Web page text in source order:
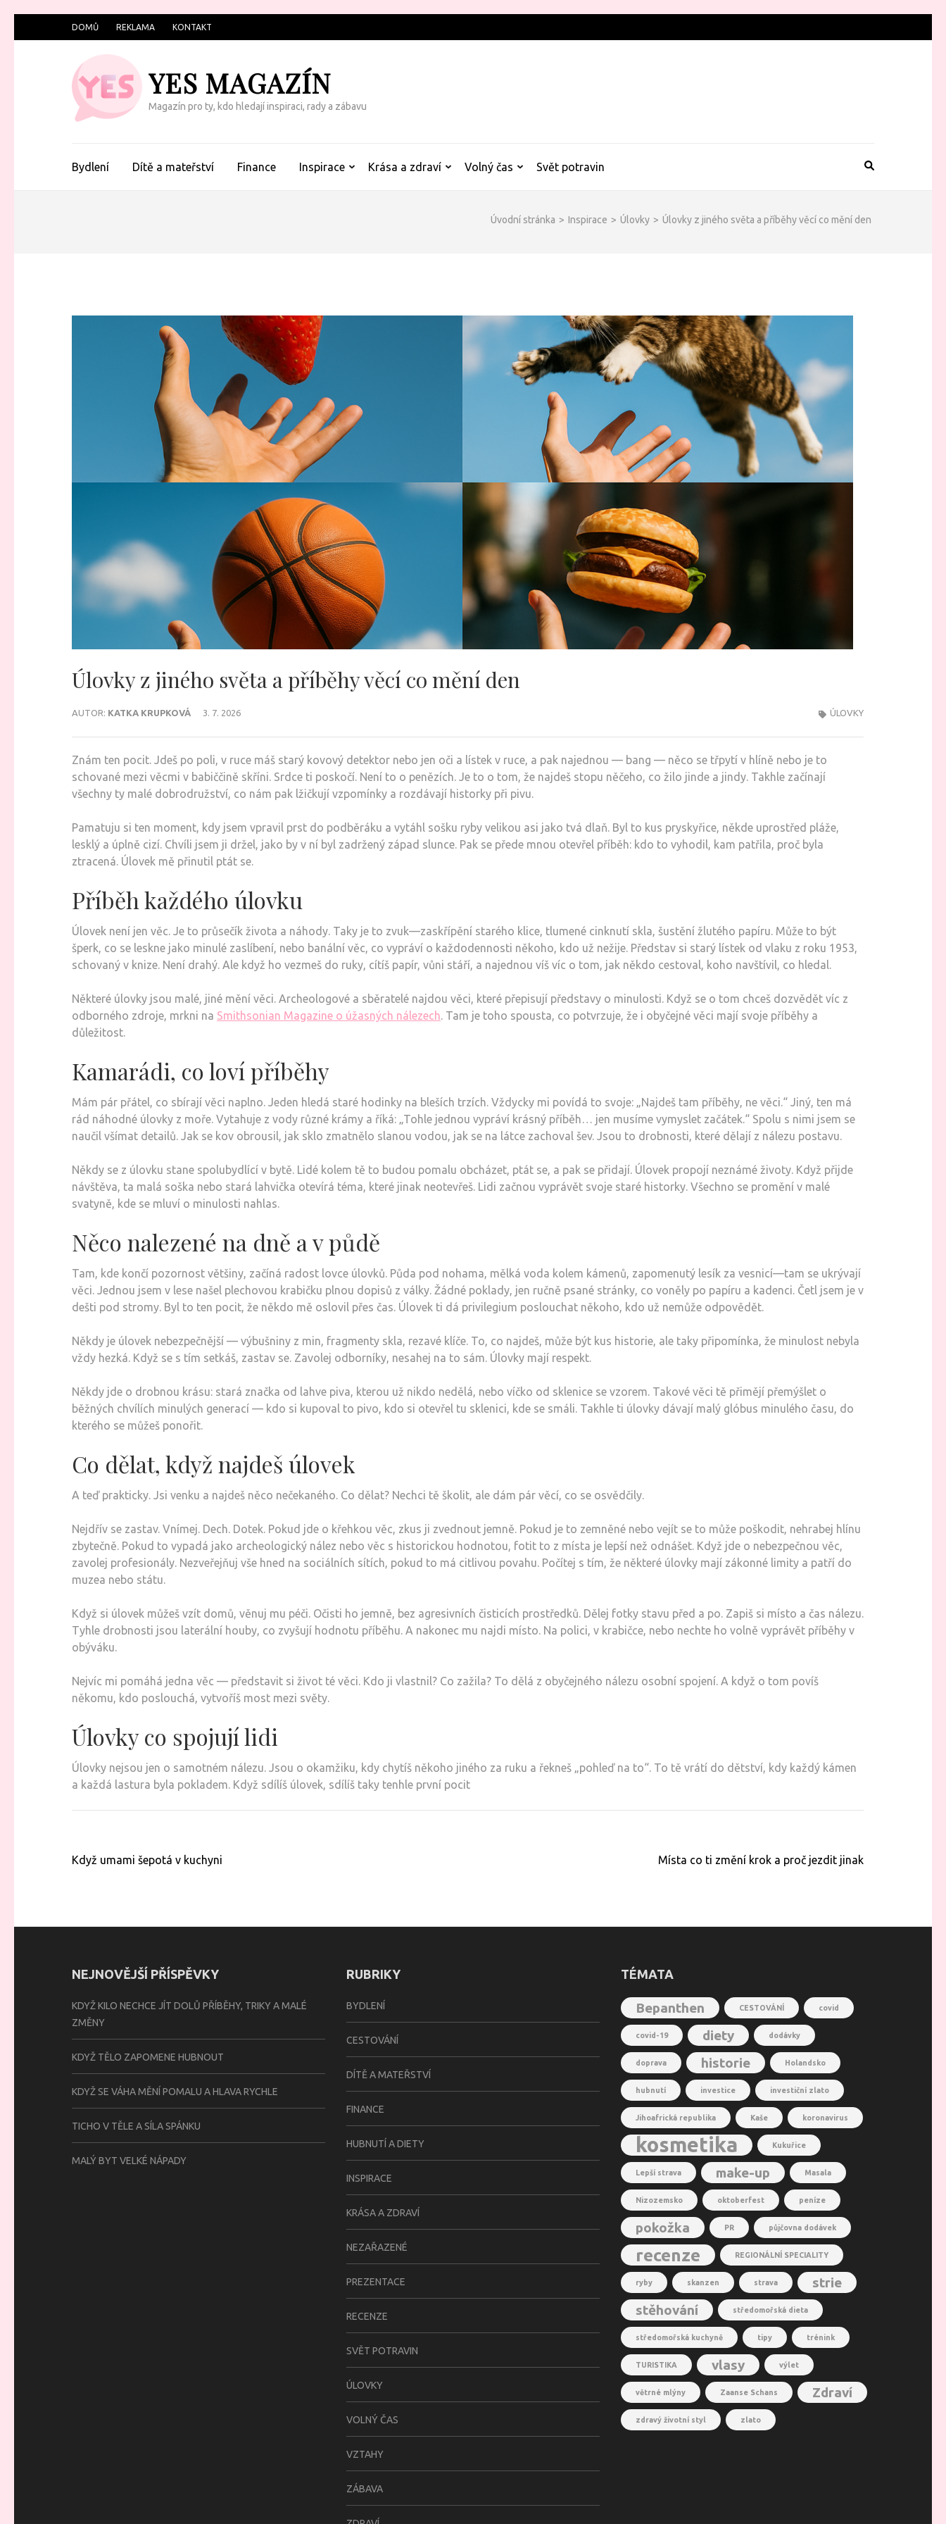
na
DOMŮ REKLAMA KONTAKT
YES MAGAZÍN
Magazín pro ty, kdo hledají inspiraci, rady a zábavu
Bydlení Dítě a mateřství Finance Inspirace Krása a zdraví Volný čas Svět potravin
Úvodní stránka > Inspirace > Úlovky > Úlovky z jiného světa a příběhy věcí co mění den
Úlovky z jiného světa a příběhy věcí co mění den
AUTOR: KATKA KRUPKOVÁ 3. 7. 2026 ÚLOVKY
Znám ten pocit. Jdeš po poli, v ruce máš starý kovový detektor nebo jen oči a lístek v ruce, a pak najednou — bang — něco se třpytí v hlíně nebo je to
schované mezi věcmi v babiččině skříni. Srdce ti poskočí. Není to o penězích. Je to o tom, že najdeš stopu něčeho, co žilo jinde a jindy. Takhle začínají
všechny ty malé dobrodružství, co nám pak lžičkují vzpomínky a rozdávají historky při pivu.
Pamatuju si ten moment, kdy jsem vpravil prst do podběráku a vytáhl sošku ryby velikou asi jako tvá dlaň. Byl to kus pryskyřice, někde uprostřed pláže,
lesklý a úplně cizí. Chvíli jsem ji držel, jako by v ní byl zadržený západ slunce. Pak se přede mnou otevřel příběh: kdo to vyhodil, kam patřila, proč byla
ztracená. Úlovek mě přinutil ptát se.
Příběh každého úlovku
Úlovek není jen věc. Je to průsečík života a náhody. Taky je to zvuk—zaskřípění starého klice, tlumené cinknutí skla, šustění žlutého papíru. Může to být
šperk, co se leskne jako minulé zaslíbení, nebo banální věc, co vypráví o každodennosti někoho, kdo už nežije. Představ si starý lístek od vlaku z roku 1953,
schovaný v knize. Není drahý. Ale když ho vezmeš do ruky, cítíš papír, vůni stáří, a najednou víš víc o tom, jak někdo cestoval, koho navštívil, co hledal.
Některé úlovky jsou malé, jiné mění věci. Archeologové a sběratelé najdou věci, které přepisují představy o minulosti. Když se o tom chceš dozvědět víc z
odborného zdroje, mrkni na Smithsonian Magazine o úžasných nálezech. Tam je toho spousta, co potvrzuje, že i obyčejné věci mají svoje příběhy a
důležitost.
Kamarádi, co loví příběhy
Mám pár přátel, co sbírají věci naplno. Jeden hledá staré hodinky na bleších trzích. Vždycky mi povídá to svoje: „Najdeš tam příběhy, ne věci.“ Jiný, ten má
rád náhodné úlovky z moře. Vytahuje z vody různé krámy a říká: „Tohle jednou vypráví krásný příběh… jen musíme vymyslet začátek.“ Spolu s nimi jsem se
naučil všímat detailů. Jak se kov obrousil, jak sklo zmatnělo slanou vodou, jak se na látce zachoval šev. Jsou to drobnosti, které dělají z nálezu postavu.
Někdy se z úlovku stane spolubydlící v bytě. Lidé kolem tě to budou pomalu obcházet, ptát se, a pak se přidají. Úlovek propojí neznámé životy. Když přijde
návštěva, ta malá soška nebo stará lahvička otevírá téma, které jinak neotevřeš. Lidi začnou vyprávět svoje staré historky. Všechno se promění v malé
svatyně, kde se mluví o minulosti nahlas.
Něco nalezené na dně a v půdě
Tam, kde končí pozornost většiny, začíná radost lovce úlovků. Půda pod nohama, mělká voda kolem kámenů, zapomenutý lesík za vesnicí—tam se ukrývají
věci. Jednou jsem v lese našel plechovou krabičku plnou dopisů z války. Žádné poklady, jen ručně psané stránky, co voněly po papíru a kadenci. Četl jsem je v
dešti pod stromy. Byl to ten pocit, že někdo mě oslovil přes čas. Úlovek ti dá privilegium poslouchat někoho, kdo už nemůže odpovědět.
Někdy je úlovek nebezpečnější — výbušniny z min, fragmenty skla, rezavé klíče. To, co najdeš, může být kus historie, ale taky připomínka, že minulost nebyla
vždy hezká. Když se s tím setkáš, zastav se. Zavolej odborníky, nesahej na to sám. Úlovky mají respekt.
Někdy jde o drobnou krásu: stará značka od lahve piva, kterou už nikdo nedělá, nebo víčko od sklenice se vzorem. Takové věci tě přimějí přemýšlet o
běžných chvílích minulých generací — kdo si kupoval to pivo, kdo si otevřel tu sklenici, kde se smáli. Takhle ti úlovky dávají malý glóbus minulého času, do
kterého se můžeš ponořit.
Co dělat, když najdeš úlovek
A teď prakticky. Jsi venku a najdeš něco nečekaného. Co dělat? Nechci tě školit, ale dám pár věcí, co se osvědčily.
Nejdřív se zastav. Vnímej. Dech. Dotek. Pokud jde o křehkou věc, zkus ji zvednout jemně. Pokud je to zemněné nebo vejít se to může poškodit, nehrabej hlínu
zbytečně. Pokud to vypadá jako archeologický nález nebo věc s historickou hodnotou, fotit to z místa je lepší než odnášet. Když jde o nebezpečnou věc,
zavolej profesionály. Nezveřejňuj vše hned na sociálních sítích, pokud to má citlivou povahu. Počítej s tím, že některé úlovky mají zákonné limity a patří do
muzea nebo státu.
Když si úlovek můžeš vzít domů, věnuj mu péči. Očisti ho jemně, bez agresivních čisticích prostředků. Dělej fotky stavu před a po. Zapiš si místo a čas nálezu.
Tyhle drobnosti jsou laterální houby, co zvyšují hodnotu příběhu. A nakonec mu najdi místo. Na polici, v krabičce, nebo nechte ho volně vyprávět příběhy v
obýváku.
Nejvíc mi pomáhá jedna věc — představit si život té věci. Kdo ji vlastnil? Co zažila? To dělá z obyčejného nálezu osobní spojení. A když o tom povíš
někomu, kdo poslouchá, vytvoříš most mezi světy.
Úlovky co spojují lidi
Úlovky nejsou jen o samotném nálezu. Jsou o okamžiku, kdy chytíš někoho jiného za ruku a řekneš „pohleď na to“. To tě vrátí do dětství, kdy každý kámen
a každá lastura byla pokladem. Když sdílíš úlovek, sdílíš taky tenhle první pocit
Navigace
Když umami šepotá v kuchyni Místa co ti změní krok a proč jezdit jinak
NEJNOVĚJŠÍ PŘÍSPĚVKY
KDYŽ KILO NECHCE JÍT DOLŮ PŘÍBĚHY, TRIKY A MALÉ
ZMĚNY
KDYŽ TĚLO ZAPOMENE HUBNOUT
KDYŽ SE VÁHA MĚNÍ POMALU A HLAVA RYCHLE
TICHO V TĚLE A SÍLA SPÁNKU
MALÝ BYT VELKÉ NÁPADY
RUBRIKY
BYDLENÍ
CESTOVÁNÍ
DÍTĚ A MATEŘSTVÍ
FINANCE
HUBNUTÍ A DIETY
INSPIRACE
KRÁSA A ZDRAVÍ
NEZAŘAZENÉ
PREZENTACE
RECENZE
SVĚT POTRAVIN
ÚLOVKY
VOLNÝ ČAS
VZTAHY
ZÁBAVA
TÉMATA
Bepanthen CESTOVÁNÍ covid
covid-19 diety dodávky
doprava historie Holandsko
hubnutí investice investiční zlato
Jihoafrická republika Kaše koronavirus
kosmetika Kukuřice
Lepší strava make-up Masala
Nizozemsko oktoberfest peníze
pokožka PR půjčovna dodávek
recenze REGIONÁLNÍ SPECIALITY
ryby skanzen strava
strie
stěhování
středomořská dieta
středomořská kuchyně tipy trénink
TURISTIKA vlasy výlet
větrné mlýny Zaanse Schans Zdraví
zdravý životní styl zlato